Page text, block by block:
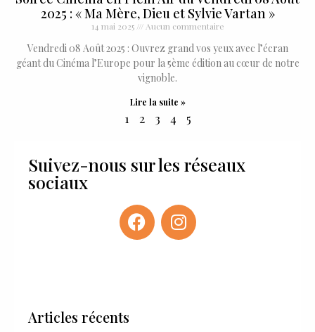
2025 : « Ma Mère, Dieu et Sylvie Vartan »
14 mai 2025 Aucun commentaire
Vendredi 08 Août 2025 : Ouvrez grand vos yeux avec l’écran
géant du Cinéma l’Europe pour la 5ème édition au cœur de notre
vignoble.
Lire la suite »
1 2 3 4 5
Suivez-nous sur les réseaux
sociaux
Articles récents